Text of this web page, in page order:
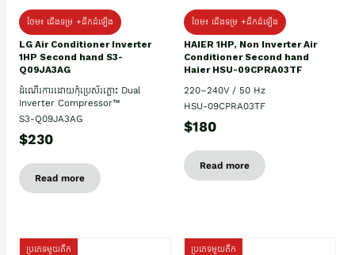
ថែម៖ ជើងទម្រ +ដឹកដំឡើង
LG Air Conditioner Inverter
1HP Second hand S3-
Q09JA3AG
ដំណើរការដោយកុំប្រេស័រភ្លោះ Dual
Inverter Compressor™
S3-Q09JA3AG
$230
Read more
ថែម៖ ជើងទម្រ +ដឹកដំឡើង
HAIER 1HP, Non Inverter Air
Conditioner Second hand
Haier HSU-09CPRA03TF
220–240V / 50 Hz
HSU-09CPRA03TF
$180
Read more
ប្រភេទមួយតឹក ប្រភេទមួយតឹក